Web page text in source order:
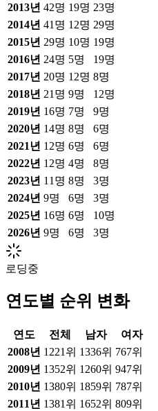
2013년 42명 19명 23명
2014년 41 명 12명 29명
2015년 29명 10명 19명
2016년 24명 5명 19명
2017년 20명 12명 8명
2018년 21 명 9명 12명
2019년 16명 7명 9명
2020년 14명 8명 6명
2021 년 12명 6명 6명
2022년 12명 4명 8명
2023년 11 명 8명 3명
2024년 9명 6명 3명
2025년 16명 6명 10명
2026년 9명 6명 3명
로딩중
연도별 순위 변화
연도 전체 남자
여자
2008년 1221위 1336위 767위
2009년 1352위 1260위 947위
2010년 1380위 1859위 787위
2011 년 1381위 1652위 809위